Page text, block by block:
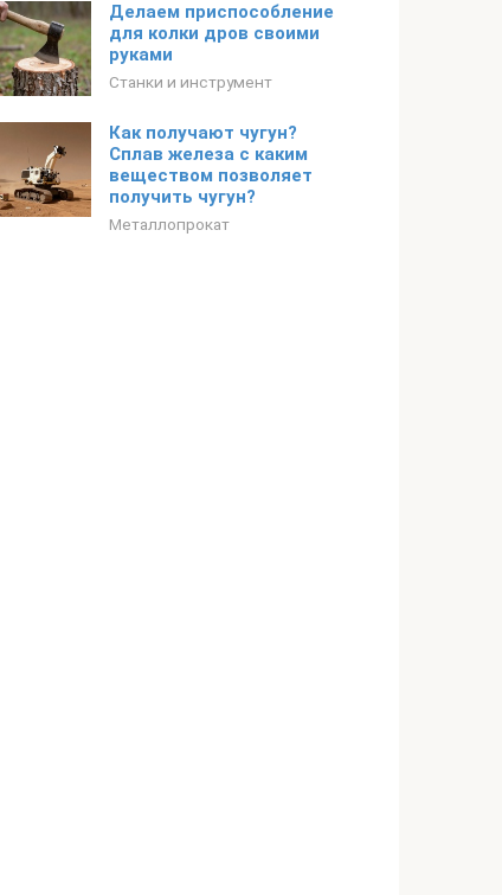
Делаем приспособление
для колки дров своими
руками
Станки и инструмент
Как получают чугун?
Сплав железа с каким
веществом позволяет
получить чугун?
Металлопрокат